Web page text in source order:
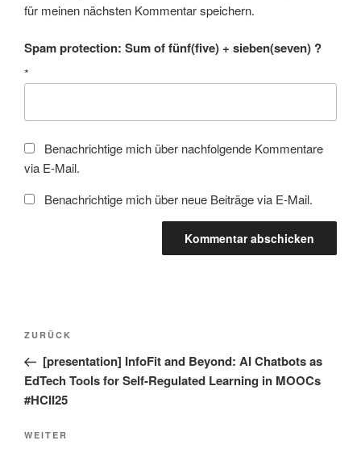
für meinen nächsten Kommentar speichern.
Spam protection: Sum of fünf(five) + sieben(seven) ?
*
Benachrichtige mich über nachfolgende Kommentare
via E-Mail.
Benachrichtige mich über neue Beiträge via E-Mail.
Beitragsnavigation
Vorheriger
Beitrag
ZURÜCK
[presentation] InfoFit and Beyond: AI Chatbots as
EdTech Tools for Self-Regulated Learning in MOOCs
#HCII25
Nächster
WEITER